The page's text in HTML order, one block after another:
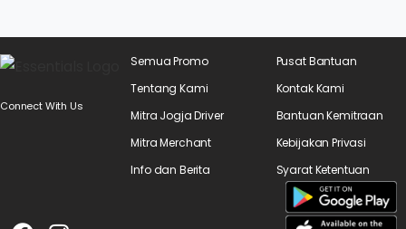
Connect With Us
Semua Promo
Tentang Kami
Mitra Jogja Driver
Mitra Merchant
Info dan Berita
Pusat Bantuan
Kontak Kami
Bantuan Kemitraan
Kebijakan Privasi
Syarat Ketentuan